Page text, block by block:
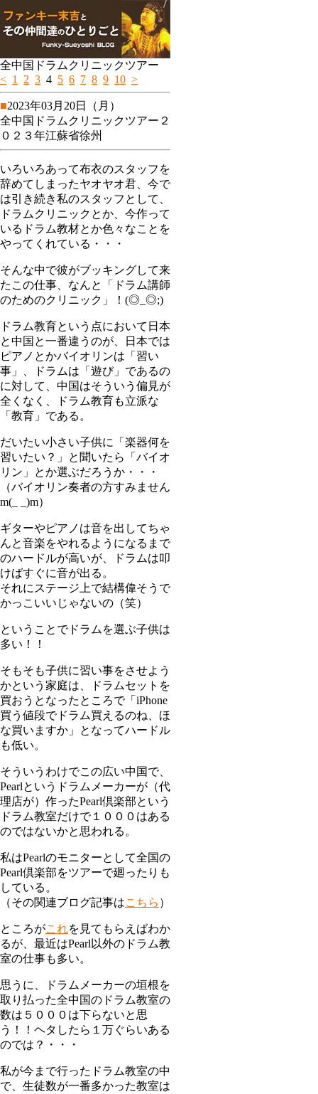
全中国ドラムクリニックツアー
< 1 2 3 4 5 6 7 8 9 10 >
■2023年03月20日（月）
全中国ドラムクリニックツアー２
０２３年江蘇省徐州
いろいろあって布衣のスタッフを
辞めてしまったヤオヤオ君、今で
は引き続き私のスタッフとして、
ドラムクリニックとか、今作って
いるドラム教材とか色々なことを
やってくれている・・・
そんな中で彼がブッキングして来
たこの仕事、なんと「ドラム講師
のためのクリニック」！(◎_◎;)
ドラム教育という点において日本
と中国と一番違うのが、日本では
ピアノとかバイオリンは「習い
事」、ドラムは「遊び」であるの
に対して、中国はそういう偏見が
全くなく、ドラム教育も立派な
「教育」である。
だいたい小さい子供に「楽器何を
習いたい？」と聞いたら「バイオ
リン」とか選ぶだろうか・・・
（バイオリン奏者の方すみません
m(_ _)m）
ギターやピアノは音を出してちゃ
んと音楽をやれるようになるまで
のハードルが高いが、ドラムは叩
けばすぐに音が出る。
それにステージ上で結構偉そうで
かっこいいじゃないの（笑）
ということでドラムを選ぶ子供は
多い！！
そもそも子供に習い事をさせよう
かという家庭は、ドラムセットを
買おうとなったところで「iPhone
買う値段でドラム買えるのね、ほ
な買いますか」となってハードル
も低い。
そういうわけでこの広い中国で、
Pearlというドラムメーカーが（代
理店が）作ったPearl倶楽部という
ドラム教室だけで１０００はある
のではないかと思われる。
私はPearlのモニターとして全国の
Pearl倶楽部をツアーで廻ったりも
している。
（その関連ブログ記事はこちら ）
ところがこれを見てもらえばわか
るが、最近はPearl以外のドラム教
室の仕事も多い。
思うに、ドラムメーカーの垣根を
取り払った全中国のドラム教室の
数は５０００は下らないと思
う！！ヘタしたら１万ぐらいある
のでは？・・・
私が今まで行ったドラム教室の中
で、生徒数が一番多かった教室は